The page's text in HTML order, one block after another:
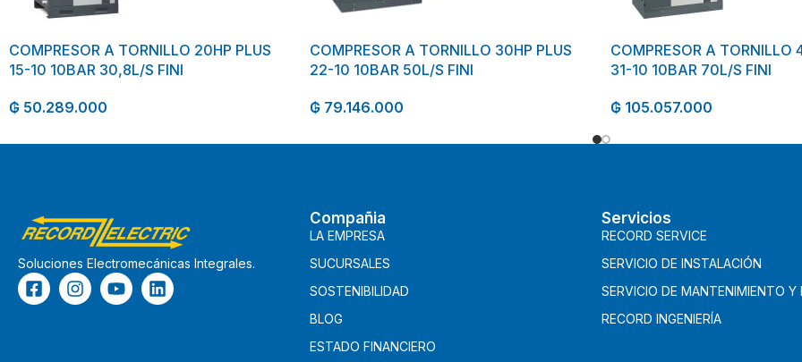
COMPRESOR A TORNILLO 20HP PLUS
15-10 10BAR 30,8L/S FINI
₲ 50.289.000
COMPRESOR A TORNILLO 30HP PLUS
22-10 10BAR 50L/S FINI
₲ 79.146.000
COMPRESOR A TORNILLO
31-10 10BAR 70L/S FINI
₲ 105.057.000
Soluciones Electromecánicas Integrales.
Compañia
LA EMPRESA
SUCURSALES
SOSTENIBILIDAD
BLOG
ESTADO FINANCIERO
Servicios
RECORD SERVICE
SERVICIO DE INSTALACIÓN
SERVICIO DE MANTENIMIENTO Y
RECORD INGENIERÍA